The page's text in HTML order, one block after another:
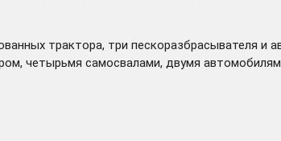
трактора, три пескоразбрасывателя и
четырьмя самосвалами, двумя